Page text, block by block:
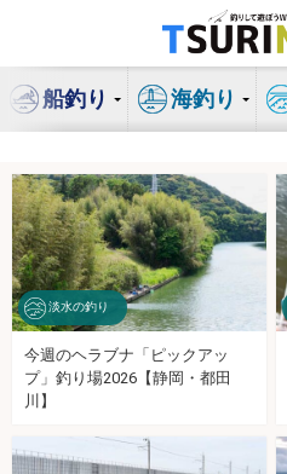
ン
ス
キ
ッ
プ
船釣り 海釣り
淡水の釣り
今週のヘラブナ「ピックアッ
プ」釣り場2026【静岡・都田
川】